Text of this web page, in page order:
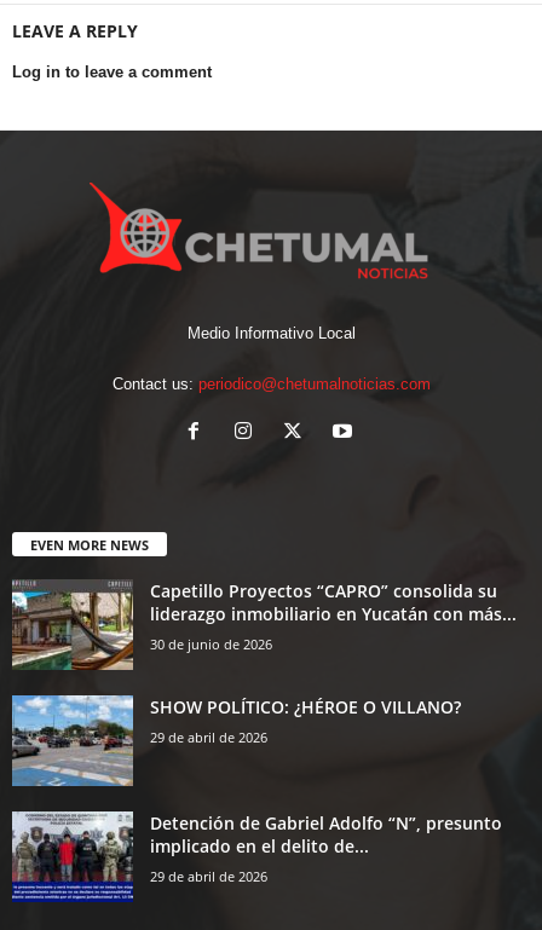
LEAVE A REPLY
Log in to leave a comment
Medio Informativo Local
Contact us: periodico@chetumalnoticias.com
EVEN MORE NEWS
Capetillo Proyectos “CAPRO” consolida su
liderazgo inmobiliario en Yucatán con más...
30 de junio de 2026
SHOW POLÍTICO: ¿HÉROE O VILLANO?
29 de abril de 2026
Detención de Gabriel Adolfo “N”, presunto
implicado en el delito de...
29 de abril de 2026